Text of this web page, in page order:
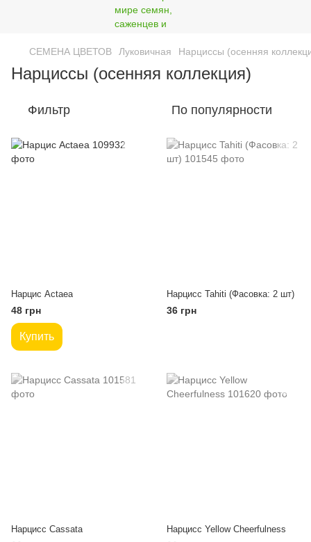
СЕМЕНА ЦВЕТОВ Луковичная Нарциссы (осенняя
Нарциссы (осенняя коллекция)
Фильтр По популярности
Нарцис Actaea
48 грн
Купить
Нарцисс Tahiti (Фасовка: 2 шт)
36 грн
Нарцисс Cassata Нарцисс Yellow Cheerfulness